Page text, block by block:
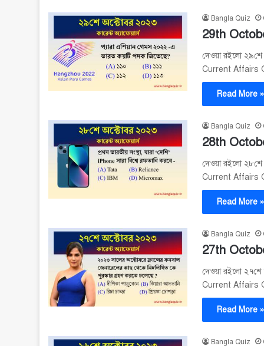
Bangla Quiz
29th
দেওয়া রইলো ২৯শে
Current Affairs
Read More »
Bangla Quiz
28th
দেওয়া রইলো ২৮শে
Current Affairs
Read More »
Bangla Quiz
27th
দেওয়া রইলো ২৭শে
Current Affairs
Read More »
Bangla Quiz